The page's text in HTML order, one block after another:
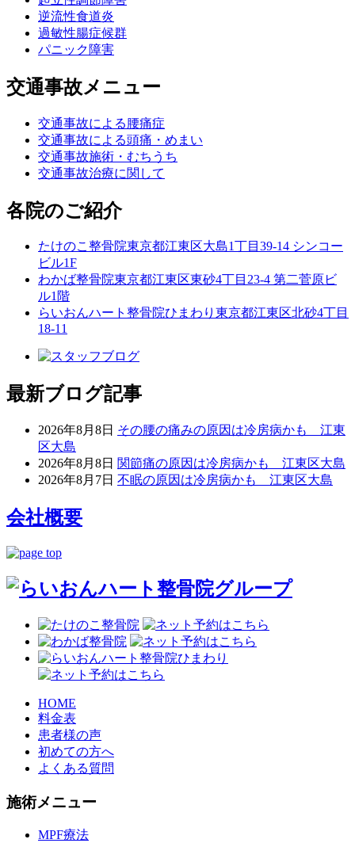
逆流性食道炎
過敏性腸症候群
パニック障害
交通事故メニュー
交通事故による腰痛症
交通事故による頭痛・めまい
交通事故施術・むちうち
交通事故治療に関して
各院のご紹介
たけのこ整骨院東京都江東区大島1丁目39-14 シンコー
ビル1F
わかば整骨院東京都江東区東砂4丁目23-4 第二菅原ビ
ル1階
らいおんハート整骨院ひまわり 東京都江東区北砂4丁目
18-11
最新ブログ記事
2026年8月8日 その腰の痛みの原因は冷房病かも 江東
区大島
2026年8月8日 関節痛の原因は冷房病かも 江東区大島
2026年8月7日 不眠の原因は冷房病かも 江東区大島
会社概要
HOME
料金表
患者様の声
初めての方へ
よくある質問
施術メニュー
MPF療法